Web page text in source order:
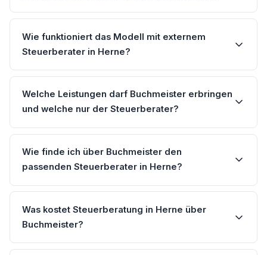
Wie funktioniert das Modell mit externem
Steuerberater in Herne?
Welche Leistungen darf Buchmeister erbringen
und welche nur der Steuerberater?
Wie finde ich über Buchmeister den
passenden Steuerberater in Herne?
Was kostet Steuerberatung in Herne über
Buchmeister?